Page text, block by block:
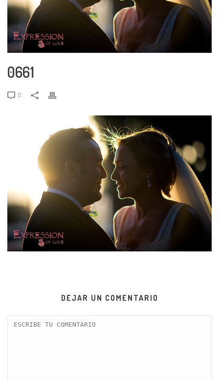
0661
0
DEJAR UN COMENTARIO